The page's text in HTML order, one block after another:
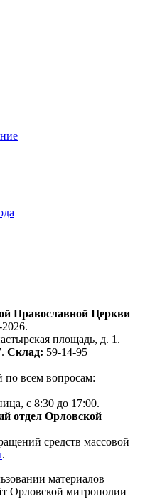
Православной Церкви
площадь, д. 1.
Склад: 59-14-95
по всем вопросам:
с 8:30 до 17:00.
отдел Орловской
средств массовой
.
материалов
Орловской митрополии